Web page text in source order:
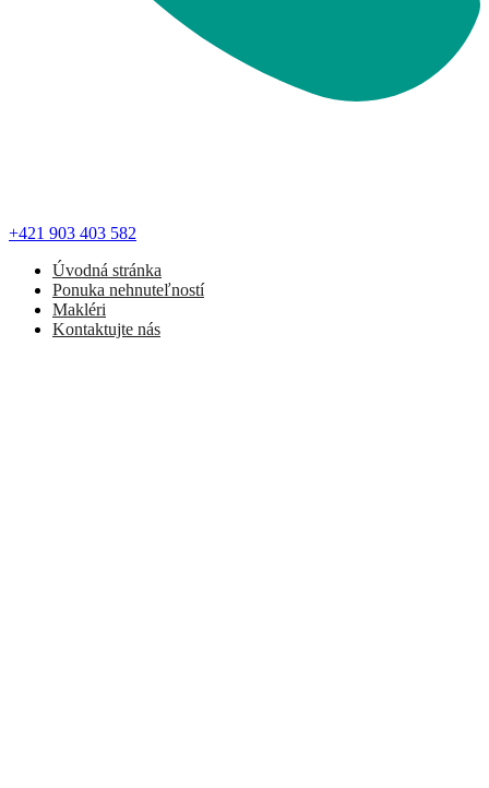
+421 903 403 582
Úvodná stránka
Ponuka nehnuteľností
Makléri
Kontaktujte nás